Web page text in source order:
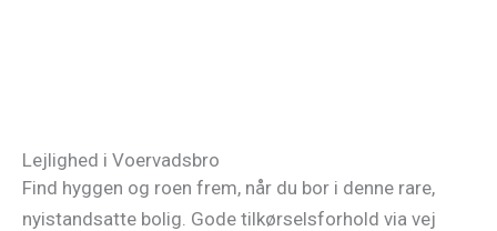
Lejlighed i Voervadsbro
Find hyggen og roen frem, når du bor i denne rare,
nyistandsatte bolig. Gode tilkørselsforhold via vej